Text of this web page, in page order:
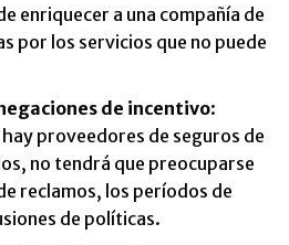
enriquecer a una compañía de
por los servicios que no puede
de incentivo:
proveedores de seguros de
no tendrá que preocuparse
reclamos, los períodos de
de políticas.